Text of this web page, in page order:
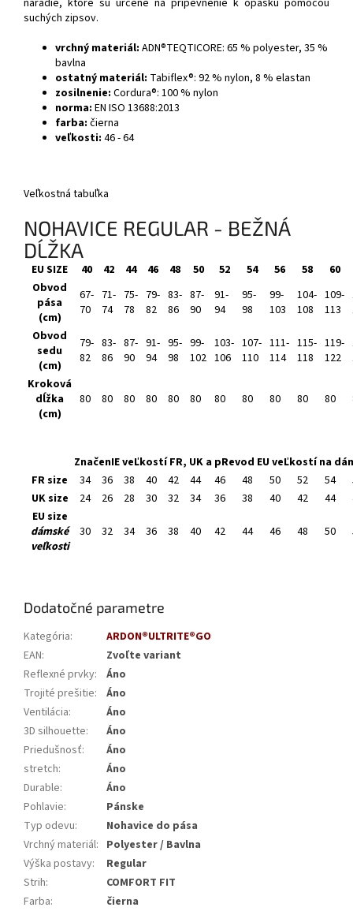
náradie, ktoré sú určené na pripevnenie k opasku pomocou
suchých zipsov.
vrchný materiál: ADN®TEQTICORE: 65 % polyester, 35 %
bavlna
ostatný materiál: Tabiflex®: 92 % nylon, 8 % elastan
zosilnenie: Cordura®: 100 % nylon
norma: EN ISO 13688:2013
farba: čierna
veľkosti: 46 - 64
Veľkostná tabuľka
NOHAVICE REGULAR - BEŽNÁ
DĹŽKA
EU SIZE 40 42 44 46 48 50 52 54 56 58
60
Obvod
pása
(cm)
67-
70
71-
74
75-
78
79-
82
83-
86
87-
90
91-
94
95-
98
99-
103
104-
108
109-
113
Obvod
sedu
(cm)
79-
82
83-
86
87-
90
91-
94
95-
98
99-
102
103-
106
107-
110
111-
114
115-
118
119-
122
Kroková
dĺžka
(cm)
80 80 80 80 80 80 80 80 80 80 80
ZnačenIE veĽkostí FR, UK a pRevod EU veĽkostí na
FR size
34 36 38 40 42 44 46 48 50 52 54
UK size
24 26 28 30 32 34 36 38 40 42 44
EU size
dámské
veľkosti
30 32 34 36 38 40 42 44 46 48 50
Dodatočné parametre
Kategória:
ARDON®ULTRITE®GO
EAN:
Zvoľte variant
Reflexné prvky:
Áno
Trojité prešitie:
Áno
Ventilácia:
Áno
3D silhouette:
Áno
Priedušnosť:
Áno
stretch:
Áno
Durable:
Áno
Pohlavie:
Pánske
Typ odevu:
Nohavice do pása
Vrchný materiál: Polyester / Bavlna
Výška postavy:
Regular
Strih:
COMFORT FIT
Farba: čierna